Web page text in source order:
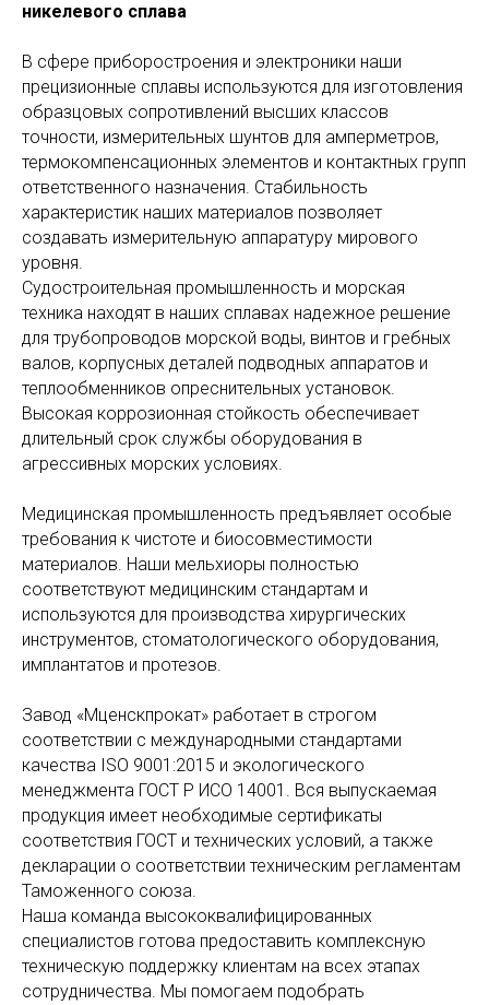
никелевого сплава
В сфере приборостроения и электроники наши
прецизионные сплавы используются для изготовления
образцовых сопротивлений высших классов
точности, измерительных шунтов для амперметров,
термокомпенсационных элементов и контактных групп
ответственного назначения. Стабильность
характеристик наших материалов позволяет
создавать измерительную аппаратуру мирового
уровня.
Судостроительная промышленность и морская
техника находят в наших сплавах надежное решение
для трубопроводов морской воды, винтов и гребных
валов, корпусных деталей подводных аппаратов и
теплообменников опреснительных установок.
Высокая коррозионная стойкость обеспечивает
длительный срок службы оборудования в
агрессивных морских условиях.
Медицинская промышленность предъявляет особые
требования к чистоте и биосовместимости
материалов. Наши мельхиоры полностью
соответствуют медицинским стандартам и
используются для производства хирургических
инструментов, стоматологического оборудования,
имплантатов и протезов.
Завод «Мценскпрокат» работает в строгом
соответствии с международными стандартами
качества ISO 9001:2015 и экологического
менеджмента ГОСТ Р ИСО 14001. Вся выпускаемая
продукция имеет необходимые сертификаты
соответствия ГОСТ и технических условий, а также
декларации о соответствии техническим регламентам
Таможенного союза.
Наша команда высококвалифицированных
специалистов готова предоставить комплексную
техническую поддержку клиентам на всех этапах
сотрудничества. Мы помогаем подобрать